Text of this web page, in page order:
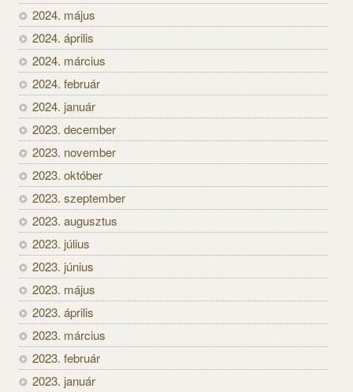
2024. május
2024. április
2024. március
2024. február
2024. január
2023. december
2023. november
2023. október
2023. szeptember
2023. augusztus
2023. július
2023. június
2023. május
2023. április
2023. március
2023. február
2023. január